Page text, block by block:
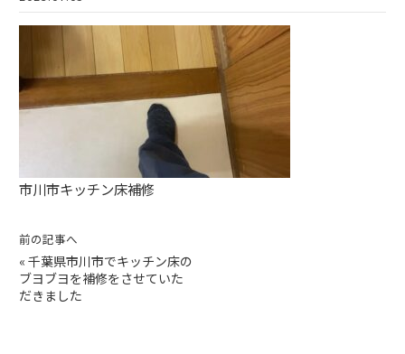
市川市キッチン床補修
前の記事へ
« 千葉県市川市でキッチン床の
ブヨブヨを補修をさせていた
だきました